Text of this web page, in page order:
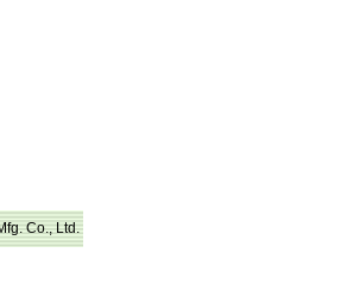
Co., Ltd.